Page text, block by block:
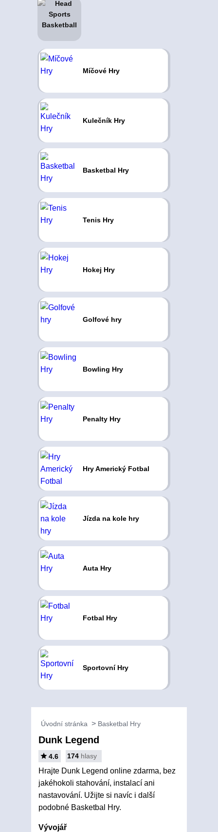
Míčové Hry
Kulečník Hry
Basketbal Hry
Tenis Hry
Hokej Hry
Golfové hry
Bowling Hry
Penalty Hry
Hry Americký Fotbal
Jízda na kole hry
Auta Hry
Fotbal Hry
Sportovní Hry
Úvodní stránka Basketbal Hry
Dunk Legend
4.6 174 hlasy
Hrajte Dunk Legend online zdarma, bez
jakéhokoli stahování, instalací ani
nastavování. Užijte si navíc i další
podobné Basketbal Hry.
Vývojář